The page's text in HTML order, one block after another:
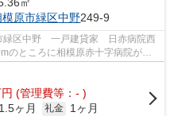
㎡
模原市緑区中野249-9
緑区中野 一戸建貸家 日赤病院西
のところに相模原赤十字病院があ
...
円 (管理費等：- )
1.5ヶ月 礼金 1ヶ月